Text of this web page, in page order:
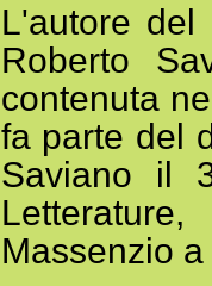
L'autore
Roberto
contenuta
fa parte del
Saviano il
Massenzio